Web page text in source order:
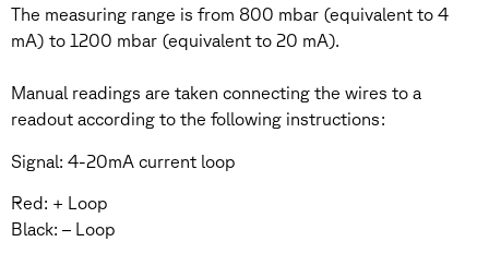
The measuring range is from 800 mbar (equivalent to 4
mA) to 1200 mbar (equivalent to 20 mA).
Manual readings are taken connecting the wires to a
readout according to the following instructions:
Signal: 4-20mA current loop
Red: + Loop
Black: – Loop